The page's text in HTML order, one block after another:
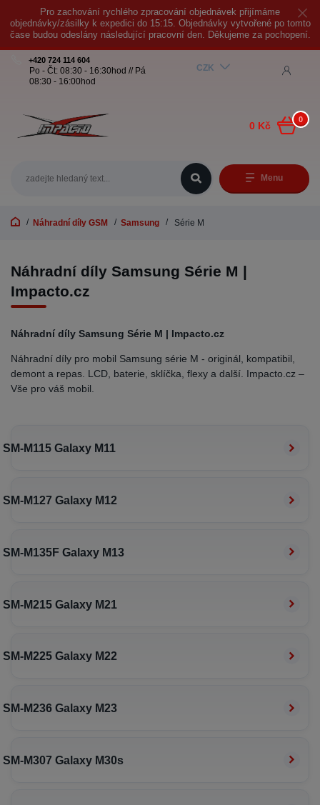
Pro zachování rychlého zpracování objednávek přijímáme
objednávky/zásilky k expedici do 15:15. Objednávky vytvořené po tomto
čase budou odeslány následující pracovní den. Děkujeme za pochopení.
Menu
CZK
+420 724 114 604
Po - Čt: 08:30 - 16:30hod // Pá
08:30 - 16:00hod
0
0 Kč
Náhradní díly GSM Samsung Série M
Náhradní díly Samsung Série M |
Impacto.cz
Náhradní díly Samsung Série M | Impacto.cz
Náhradní díly pro mobil Samsung série M - originál, kompatibil,
demont a repas. LCD, baterie, sklíčka, flexy a další. Impacto.cz –
Vše pro váš mobil.
SM-M115 Galaxy M11
SM-M127 Galaxy M12
SM-M135F Galaxy M13
SM-M215 Galaxy M21
SM-M225 Galaxy M22
SM-M236 Galaxy M23
SM-M307 Galaxy M30s